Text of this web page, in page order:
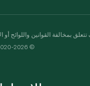
بمخالفة القوانين واللوائح أو
© 2020-2026 سبينس. كل الحقوق محفوظة